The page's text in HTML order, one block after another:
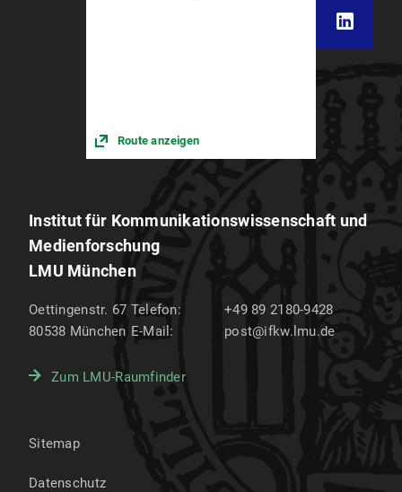
Route anzeigen
Institut für Kommunikations­wissenschaft und
Medien­forschung
LMU München
Oettingenstr. 67
80538 München
Telefon:
+49 89 2180-9428
E-Mail:
post@ifkw.lmu.de
Zum LMU-Raumfinder
Sitemap
Datenschutz